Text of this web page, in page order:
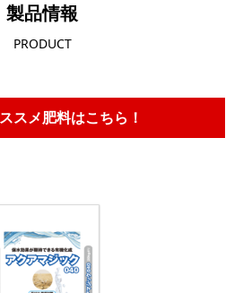
製品情報
PRODUCT
スメ肥料はこちら！